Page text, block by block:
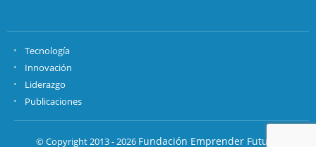
Tecnología
Innovación
Liderazgo
Publicaciones
© Copyright 2013 - 2026 Fundación Emprender Futuro.